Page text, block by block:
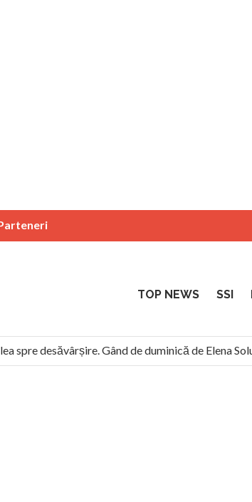
TOP NEWS SSI
desăvârșire. Gând de duminică de Elena
român: “românii sunt slavi, nu latini”. Fostul